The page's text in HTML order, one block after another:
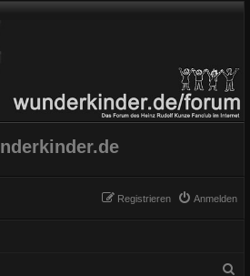
Anmelden
Registrieren